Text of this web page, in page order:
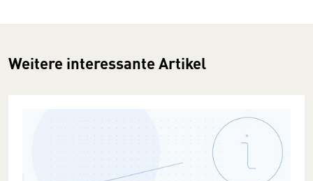
Weitere interessante Artikel